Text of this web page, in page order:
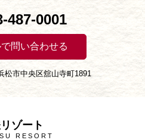
487-0001
で問い合わせる
松市中央区舘山寺町1891
ゾート
RESORT